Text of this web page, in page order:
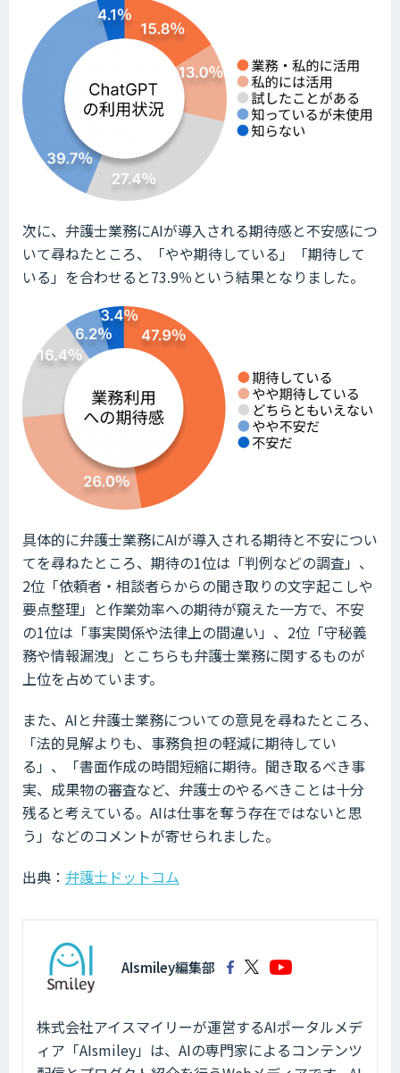
次に、弁護士業務にAIが導入される期待感と不安感につ
いて尋ねたところ、「やや期待している」「期待して
いる」を合わせると73.9％という結果となりました。
具体的に弁護士業務にAIが導入される期待と不安につい
てを尋ねたところ、期待の1位は「判例などの調査」、
2位「依頼者・相談者らからの聞き取りの文字起こしや
要点整理」と作業効率への期待が窺えた一方で、不安
の1位は「事実関係や法律上の間違い」、2位「守秘義
務や情報漏洩」とこちらも弁護士業務に関するものが
上位を占めています。
また、AIと弁護士業務についての意見を尋ねたところ、
「法的見解よりも、事務負担の軽減に期待してい
る」、「書面作成の時間短縮に期待。聞き取るべき事
実、成果物の審査など、弁護士のやるべきことは十分
残ると考えている。AIは仕事を奪う存在ではないと思
う」などのコメントが寄せられました。
出典： 弁護士ドットコム
AIsmiley編集部
株式会社アイスマイリーが運営するAIポータルメデ
ィア「AIsmiley」は、AIの専門家によるコンテンツ